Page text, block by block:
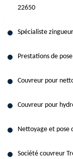
22650
Spécialiste
Prestations de
Couvreur pour
Couvreur pour
Nettoyage et pose
Société couvreur